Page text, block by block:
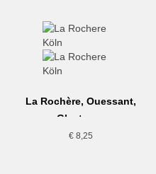
La Rochère, Ouessant,
Glastasse
€8,25